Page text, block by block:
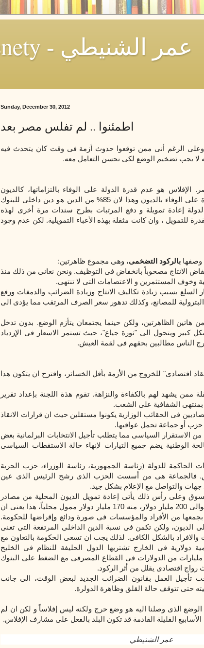
Omar El-Shenety - عمر الشنيطي
Sunday, December 30, 2012
اطمئنوا .. لم تفلس مصر بعد
وعلى الرغم أنى ممن توقعوا حدوث أزمة فى وقت كان يتحدث فيه
لا يجب تضخيم الوضع لكى نحسن التعامل معه.
الإفلاس هو عدم قدرة الدولة على الوفاء بالتزاماتها، كالديون
والمرتبات. الواقع أن الدولة قادرة على الوفاء بالديون وهذا لان 85% من الدين هو دين داخلى للبنوك
إعادة تمويلة و دفع المرتبات بطرح سندات مرة أخرى لهذه
للتمويل ، وان كانت مثقلة بهذه الأعباء التمويلية. لكن عدم وجود
وصفها بالركود التضخمى، وهى مجموع ظاهرتين:
الانتاج مصحوباً بانخفاض فى التوظيف. ونحن نعانى من ذلك منذ
وخوف المستثمرين و الاعتصامات التى لا تنتهى.
السلع بسبب زيادة تكاليف الانتاج وزيادة الضرائب والدمغات ورفع
البترولية للمصانع، وكذلك تدهور سعر الصرف المرتقب مما يؤدى الى
هاتين الظاهرتين، ولكن حينما يجتمعان يتأزم الوضع. بدون تدخل
كبير ويتحول الى "ثورة جياع"، حيث تستمر الاسعار فى الإزدياد
الناس مطالبين بحقهم فى لقمة العيش.
اقتصادى" للخروج من الأزمة بأقل الخسائر، واقترح ان يتكون هذا
ممن يشهد لهم بالكفاءة والنزاهة. تقوم هذة اللجنة بإعداد تقرير
الشفافية على الشعب.
فى الحقائب الوزارية يكونوا مستقلين حيث ان قرارات الانقاذ
حزب أو جماعة تحمل عواقبها.
الاستقرار السياسى مما يتطلب تأجيل الانتخابات البرلمانية بعض
الوطنية يضم جميع التيارات لإنهاء حالة الاستقطاب السياسى
للدولة )رئاسة الجمهورية، رئاسة الوزراء، حزب الحرية
. فالجماعة هى من أسست الحزب الذى رشح الرئيس الذى عين
جهات والتواصل مع الإعلام بشكل جيد.
وعلى رأس ذلك يأتى إعادة تمويل الديون المحلية من مصادر
خارجية. حيث أن إجمالى الدين حوالى 200 مليار دولار، منه 170 مليار دولار ممول محلياً، هذا يعنى ان
بجمعها من الأفراد والمؤسسات فى صورة ودائع وإقراضها للحكومة.
ولكن تكمن فى نسبة الدين الداخلى المرتفعة التى تعنى
والافراد بالشكل الكافى. لذلك يجب ان تسعى الحكومة بالتعاون مع
فى الخارج تشتريها الدول الحليفة للنظام فى الخليج
من الدولارات فى القطاع المصرفى مع الضغط على البنوك
اقتصادى يقلل من أثر الركود.
العمل بقانون الضرائب الجديد لبعض الوقت، الى جانب
حتى تتوقف حالة القلق وظاهرة الدولرة.
الذى وصلنا اليه هو وضع حرج ولكنه ليس إفلاساً و لكن ان لم
القليلة القادمة قد تكون البلد بالفعل على مشارف الإفلاس.
عمر الشنيطي